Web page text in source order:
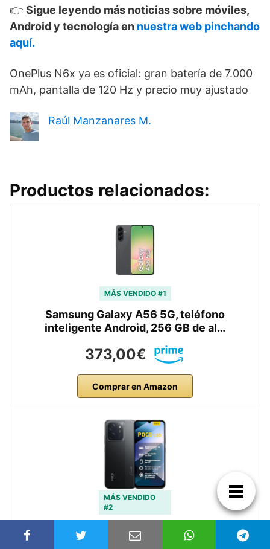
👉 Sigue leyendo más noticias sobre móviles,
Android y tecnología en nuestra web pinchando
aquí.
OnePlus N6x ya es oficial: gran batería de 7.000
mAh, pantalla de 120 Hz y precio muy ajustado
Raúl Manzanares M.
Productos relacionados:
MÁS VENDIDO #1
Samsung Galaxy A56 5G, teléfono
inteligente Android, 256 GB de al…
373,00€
Comprar en Amazon
MÁS VENDIDO
#2
XIAOMI POCO C85 – Smartphone de
8+256GB, Cámara Dual de 50MP con …